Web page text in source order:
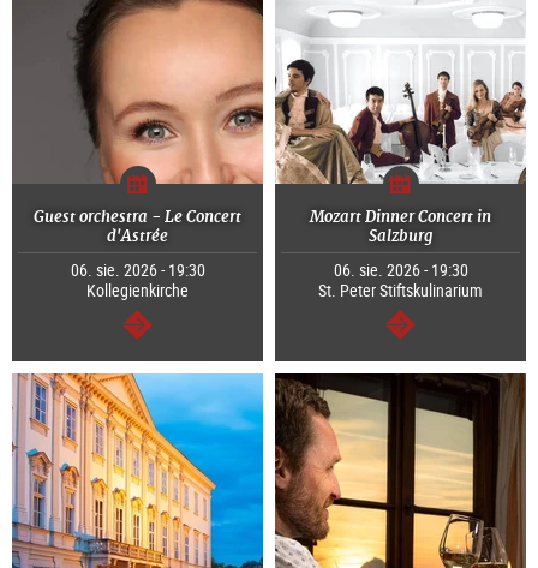
Guest orchestra - Le Concert
d'Astrée
06. sie. 2026 - 19:30
Kollegienkirche
dalej
Mozart Dinner Concert in
Salzburg
06. sie. 2026 - 19:30
St. Peter Stiftskulinarium
dalej